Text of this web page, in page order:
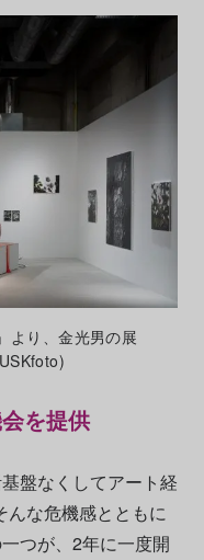
より、金光男の展
を提供
盤なくしてアート経
な危機感とともに
つが、2年に一度開